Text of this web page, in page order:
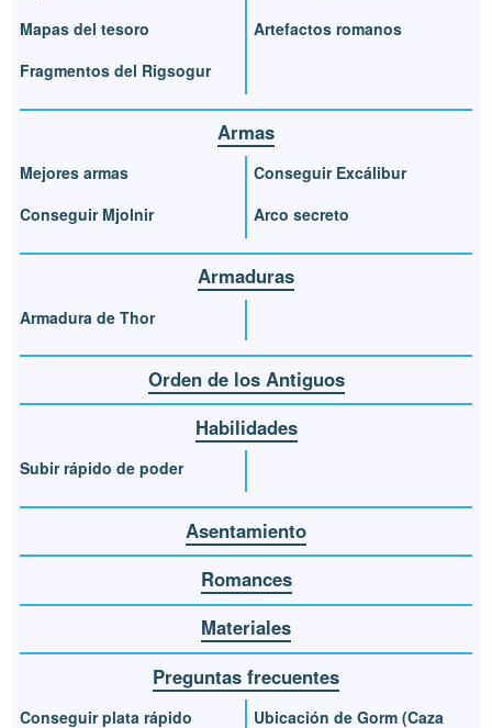
Mapas del tesoro
Fragmentos del Rigsogur
Artefactos romanos
Armas
Mejores armas
Conseguir Mjolnir
Conseguir Excálibur
Arco secreto
Armaduras
Armadura de Thor
Orden de los Antiguos
Habilidades
Subir rápido de poder
Asentamiento
Romances
Materiales
Preguntas frecuentes
Conseguir plata rápido
Ubicación de Gorm (Caza